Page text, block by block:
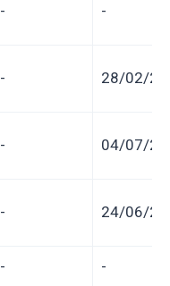
- -
- 28/02/
- 04/07/
- 24/06/
- -